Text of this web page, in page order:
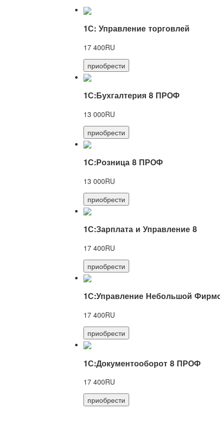
1С: Управление торговлей
17 400RU
приобрести
1С:Бухгалтерия 8 ПРОФ
13 000RU
приобрести
1С:Розница 8 ПРОФ
13 000RU
приобрести
1С:Зарплата и Управление 8
17 400RU
приобрести
1С:Управление Небольшой
17 400RU
приобрести
1С:Документооборот 8 ПРОФ
17 400RU
приобрести